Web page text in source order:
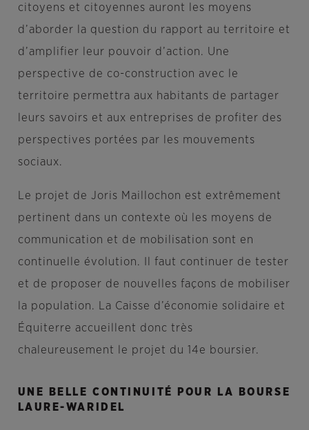
citoyens et citoyennes auront les moyens
d’aborder la question du rapport au territoire et
d’amplifier leur pouvoir d’action. Une
perspective de co-construction avec le
territoire permettra aux habitants de partager
leurs savoirs et aux entreprises de profiter des
perspectives portées par les mouvements
sociaux.
Le projet de Joris Maillochon est extrêmement
pertinent dans un contexte où les moyens de
communication et de mobilisation sont en
continuelle évolution. Il faut continuer de tester
et de proposer de nouvelles façons de mobiliser
la population. La Caisse d’économie solidaire et
Équiterre accueillent donc très
chaleureusement le projet du 14e boursier.
UNE BELLE CONTINUITÉ POUR LA BOURSE
LAURE-WARIDEL